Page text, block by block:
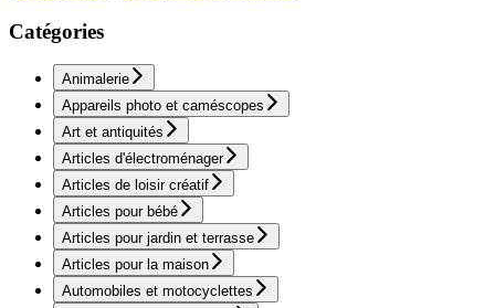
Catégories
Animalerie
Appareils photo et caméscopes
Art et antiquités
Articles d'électroménager
Articles de loisir créatif
Articles pour bébé
Articles pour jardin et terrasse
Articles pour la maison
Automobiles et motocyclettes